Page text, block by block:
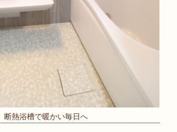
断熱浴槽で暖かい毎日へ